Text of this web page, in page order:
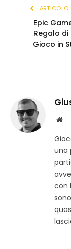
ARTICOLO
Epic
Regalo di
Gioco in
S
t
o
w
una
con